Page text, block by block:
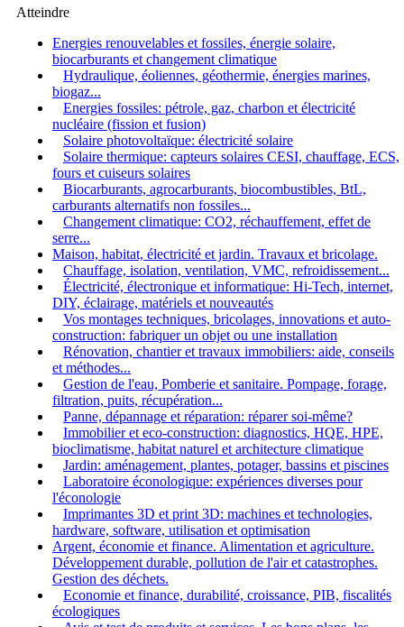
Atteindre
Energies renouvelables et fossiles, énergie solaire,
biocarburants et changement climatique
Hydraulique, éoliennes, géothermie, énergies marines,
biogaz...
Energies fossiles: pétrole, gaz, charbon et électricité
nucléaire (fission et fusion)
Solaire photovoltaïque: électricité solaire
Solaire thermique: capteurs solaires CESI, chauffage, ECS,
fours et cuiseurs solaires
Biocarburants, agrocarburants, biocombustibles, BtL,
carburants alternatifs non fossiles...
Changement climatique: CO2, réchauffement, effet de
serre...
Maison, habitat, électricité et jardin. Travaux et bricolage.
Chauffage, isolation, ventilation, VMC, refroidissement...
Électricité, électronique et informatique: Hi-Tech, internet,
DIY, éclairage, matériels et nouveautés
Vos montages techniques, bricolages, innovations et auto-
construction: fabriquer un objet ou une installation
Rénovation, chantier et travaux immobiliers: aide, conseils
et méthodes...
Gestion de l'eau, Pomberie et sanitaire. Pompage, forage,
filtration, puits, récupération...
Panne, dépannage et réparation: réparer soi-même?
Immobilier et eco-construction: diagnostics, HQE, HPE,
bioclimatisme, habitat naturel et architecture climatique
Jardin: aménagement, plantes, potager, bassins et piscines
Laboratoire éconologique: expériences diverses pour
l'éconologie
Imprimantes 3D et print 3D: machines et technologies,
hardware, software, utilisation et optimisation
Argent, économie et finance. Alimentation et agriculture.
Développement durable, pollution de l'air et catastrophes.
Gestion des déchets.
Economie et finance, durabilité, croissance, PIB, fiscalités
écologiques